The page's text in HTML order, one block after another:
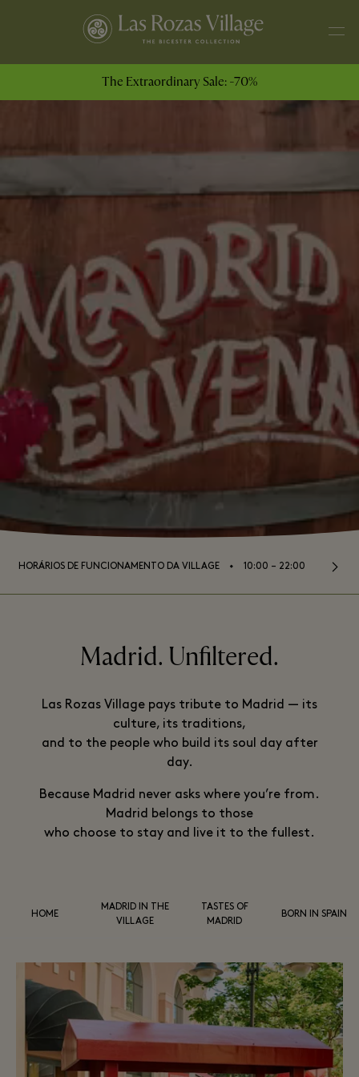
The Extraordinary Sale: -70%
HORÁRIOS DE FUNCIONAMENTO DA VILLAGE ⬩ 10:00 – 22:00
Madrid. Unfiltered.
Las Rozas Village pays tribute to Madrid — its
culture, its traditions,
and to the people who build its soul day after
day.
Because Madrid never asks where you’re from.
Madrid belongs to those
who choose to stay and live it to the fullest.
HOME
MADRID IN THE
VILLAGE
TASTES OF
MADRID
BORN IN SPAIN